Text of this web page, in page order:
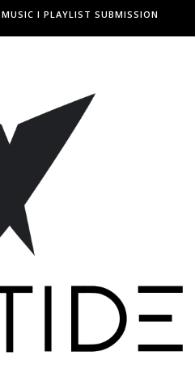
I PLAYLIST SUBMISSION